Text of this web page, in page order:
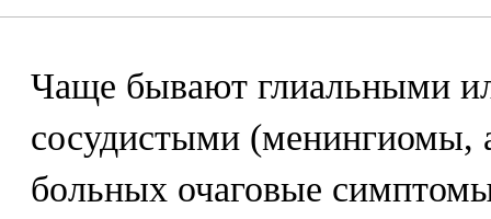
Чаще бывают глиальными
сосудистыми
больных очаговые